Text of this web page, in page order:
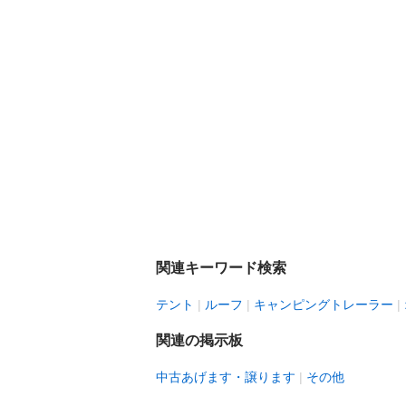
関連キーワード検索
テント ルーフ キャンピングトレーラー
関連の掲示板
中古あげます・譲ります その他